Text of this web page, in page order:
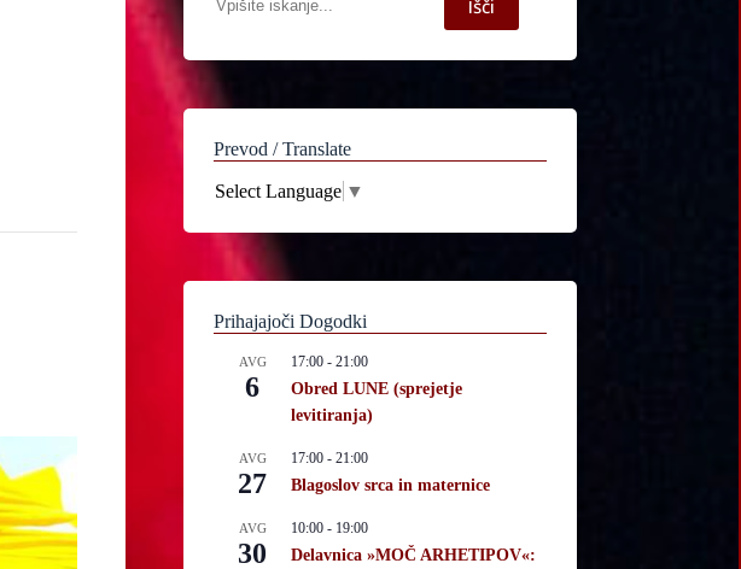
po
Išči
Prevod / Translate
Select Language ▼
Prihajajoči Dogodki
AVG
6
17:00 -21:00
Obred LUNE (sprejetje
levitiranja)
AVG
27
17:00 -21:00
Blagoslov srca in maternice
AVG
30
10:00 - 19:00
Delavnica »MOČ ARHETIPOV«: